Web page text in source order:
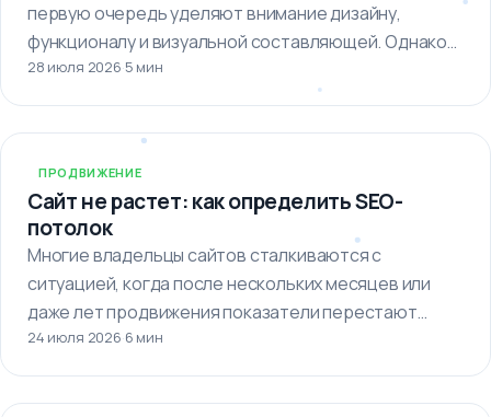
первую очередь уделяют внимание дизайну,
функционалу и визуальной составляющей. Однако
важно…
28 июля 2026·5 мин
ПРОДВИЖЕНИЕ
Сайт не растет: как определить SEO-
потолок
Многие владельцы сайтов сталкиваются с
ситуацией, когда после нескольких месяцев или
даже лет продвижения показатели перестают
улучшаться. Кажется,…
24 июля 2026·6 мин